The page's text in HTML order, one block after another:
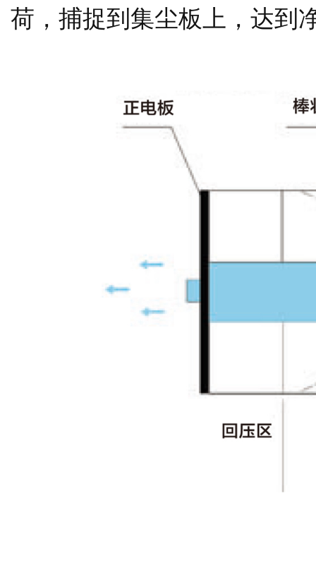
荷，捕捉到集尘板上，达到